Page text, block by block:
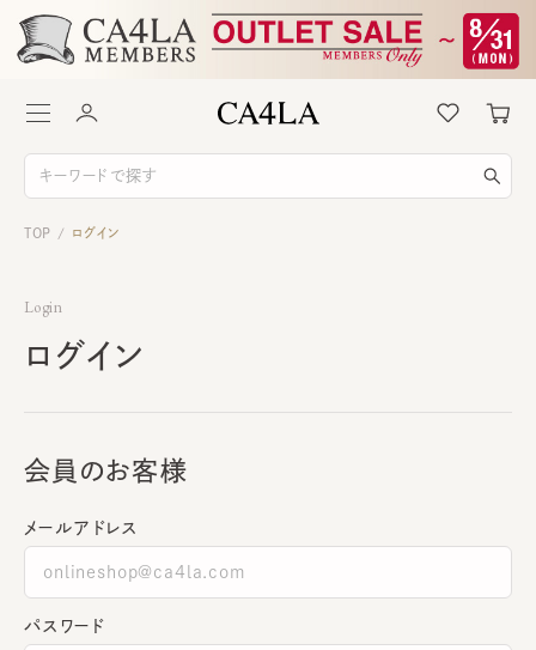
TOP / ログイン
Login
ログイン
会員のお客様
メールアドレス
パスワード